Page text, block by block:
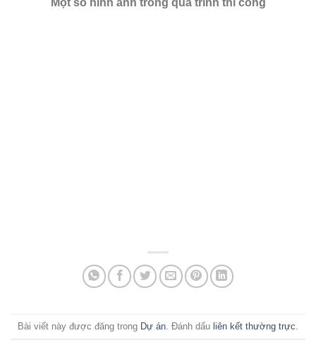
Bài viết này được đăng trong Dự án . Đánh dấu liên kết thường trực